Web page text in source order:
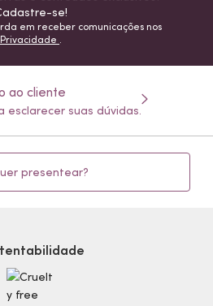
se!
em receber comunicações nos
ao cliente
esclarecer suas dúvidas.
presentear?